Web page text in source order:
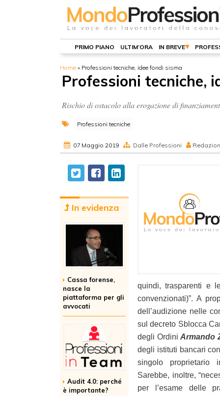
PRIMO PIANO ULTIM’ORA IN BREVE
Home » Professioni tecniche, idee fondi sisma
Professioni tecniche,
Rischio di ostacolo alla erogazione di
Professioni tecniche
07 Maggio 2019 Dalle Professioni
In evidenza
Cassa forense,
nasce la
piattaforma per gli
avvocati
Audit 4.0: perché
è importante?
quindi, trasparenti e
convenzionati)”. A
dell’audizione nelle
sul decreto Sblocca
degli OrdiniArmando
degli istituti bancari
singolo proprietario
Sarebbe, inoltre,
per l’esame delle